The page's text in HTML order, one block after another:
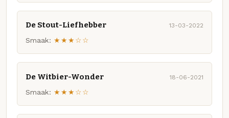
De Stout-Liefhebber 13-03-2022
Smaak: ★★★☆☆
De Witbier-Wonder 18-06-2021
Smaak: ★★★☆☆